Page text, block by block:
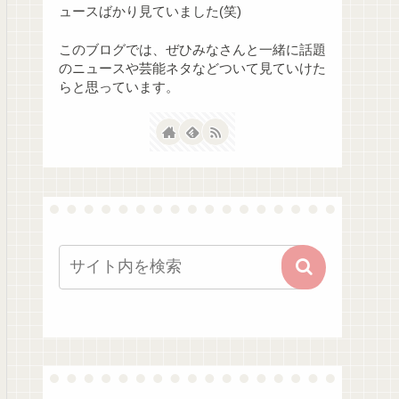
ュースばかり見ていました(笑)
このブログでは、ぜひみなさんと一緒に話題
のニュースや芸能ネタなどついて見ていけた
らと思っています。